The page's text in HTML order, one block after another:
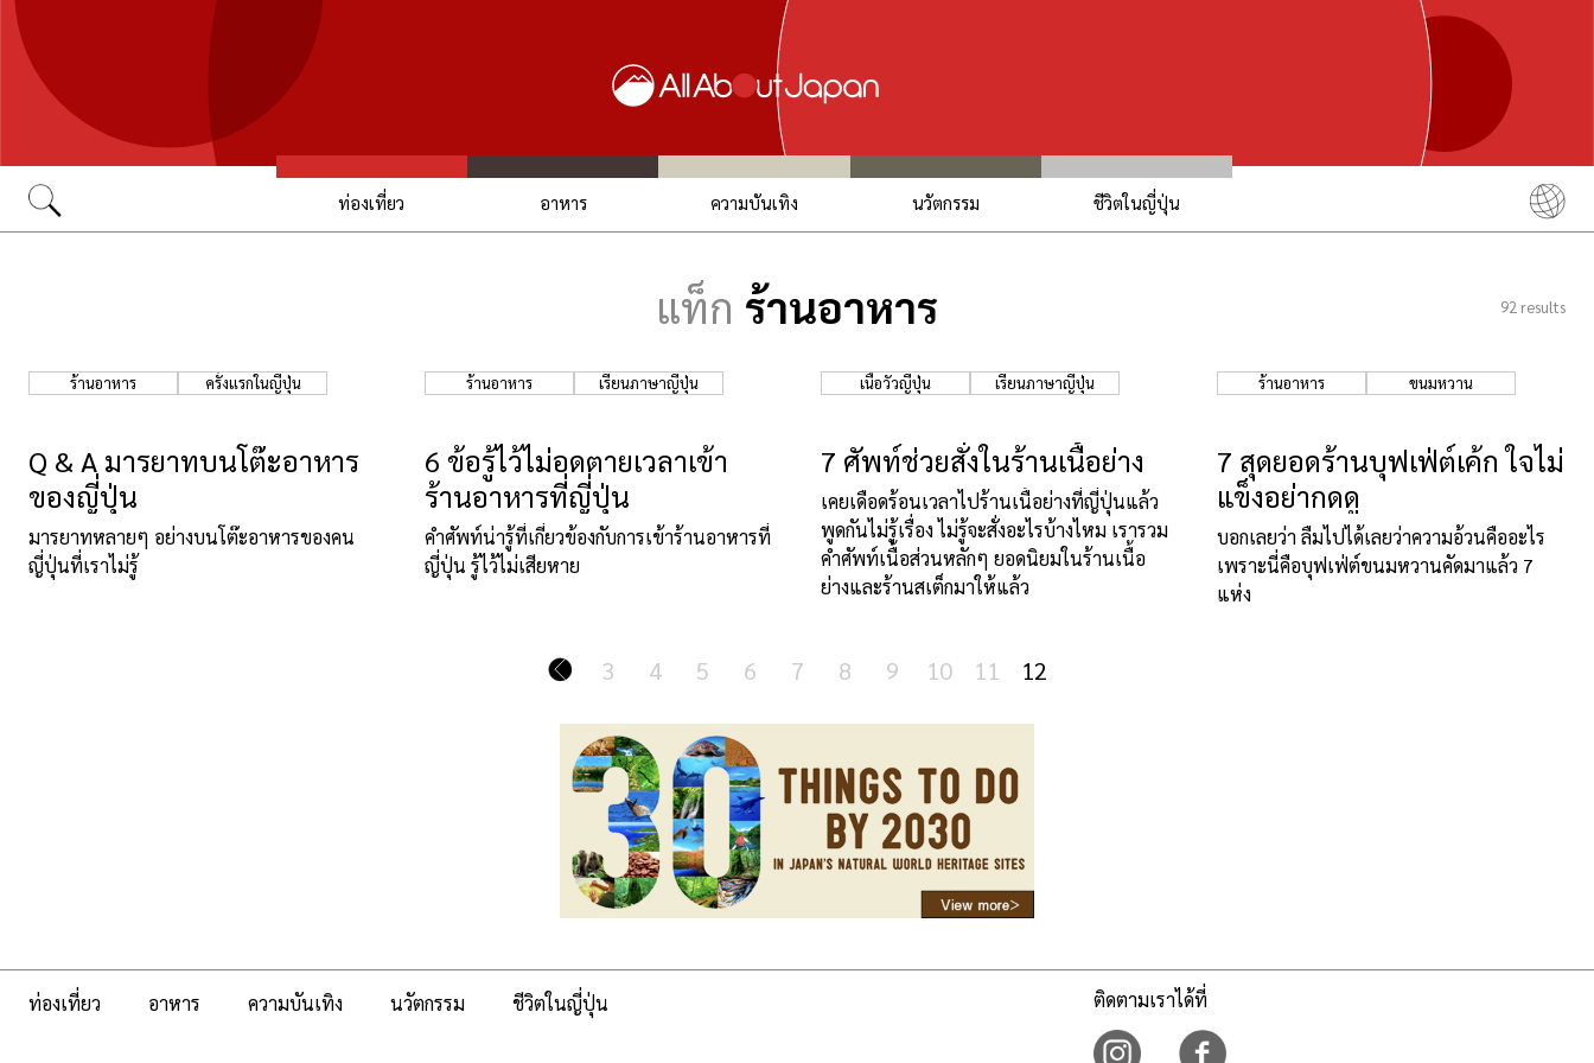
ท่องเที่ยว อาหาร ความบันเทิง นวัตกรรม ชีวิตในญี่ปุ่น
繁體中文
한국어
แท็ก ร้านอาหาร 92 results
ร้านอาหาร ครั้งแรกในญี่ปุ่น
Q & A มารยาทบนโต๊ะอาหาร
ของญี่ปุ่น
มารยาทหลายๆ อย่างบนโต๊ะอาหารของคน
ญี่ปุ่นที่เราไม่รู้
ร้านอาหาร เรียนภาษาญี่ปุ่น
6 ข้อรู้ไว้ไม่อดตายเวลาเข้า
ร้านอาหารที่ญี่ปุ่น
คำศัพท์น่ารู้ที่เกี่ยวข้องกับการเข้าร้านอาหารที่
ญี่ปุ่น รู้ไว้ไม่เสียหาย
เนื้อวัวญี่ปุ่น เรียนภาษาญี่ปุ่น
7 ศัพท์ช่วยสั่งในร้านเนื้อย่าง
เคยเดือดร้อนเวลาไปร้านเนื้อย่างที่ญี่ปุ่นแล้ว
พูดกันไม่รู้เรื่อง ไม่รู้จะสั่งอะไรบ้างไหม เรารวม
คำศัพท์เนื้อส่วนหลักๆ ยอดนิยมในร้านเนื้อ
ย่างและร้านสเต็กมาให้แล้ว
ร้านอาหาร ขนมหวาน
7 สุดยอดร้านบุฟเฟ่ต์เค้ก ใจไม่
แข็งอย่ากดดู
บอกเลยว่า ลืมไปได้เลยว่าความอ้วนคืออะไร
เพราะนี่คือบุฟเฟ่ต์ขนมหวานคัดมาแล้ว 7
แห่ง
3 4 5 6 7 8 9 10 11 12
ท่องเที่ยว อาหาร ความบันเทิง นวัตกรรม ชีวิตในญี่ปุ่น ติดตามเราได้ที่